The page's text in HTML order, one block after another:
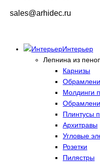
sales@arhidec.ru
Интерьер
Лепнина из
Карнизы
Молдинги
Плинтусы
Архитравы
Угловые
Розетки
Пилястры